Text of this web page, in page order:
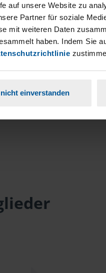
auf unsere Website zu
Partner für soziale
mit weiteren Daten
haben. Indem Sie
einverstanden
ich mich damit
zur internen Analyse
zur Kenntnis genommen.